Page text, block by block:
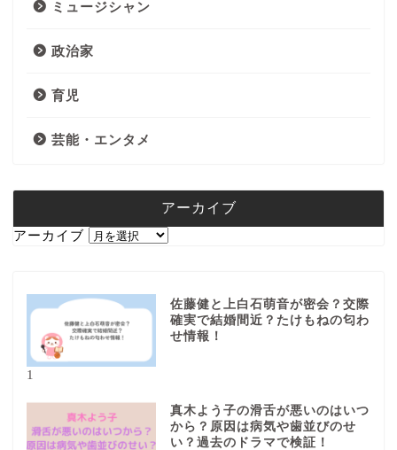
ミュージシャン
政治家
育児
芸能・エンタメ
アーカイブ
アーカイブ
1
佐藤健と上白石萌音が密会？交際
確実で結婚間近？たけもねの匂わ
せ情報！
真木よう子の滑舌が悪いのはいつ
から？原因は病気や歯並びのせ
い？過去のドラマで検証！